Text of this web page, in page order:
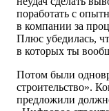
поработать с
в компании за
Плюс убедилась,
в которых ты
Потом были
строительство».
предложили